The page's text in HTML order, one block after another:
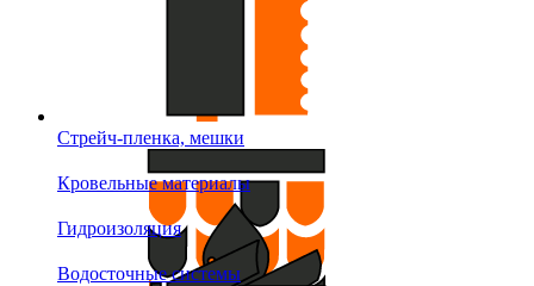
Стрейч-пленка, мешки
Кровельные материалы
Гидроизоляция
Водосточные системы